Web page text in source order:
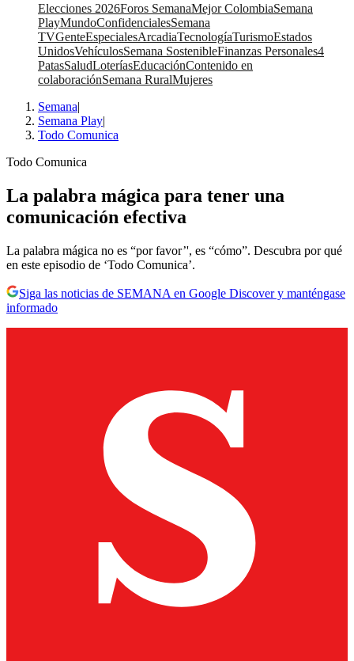
Elecciones 2026Foros SemanaMejor ColombiaSemana
PlayMundoConfidencialesSemana
TVGenteEspecialesArcadiaTecnologíaTurismoEstados
UnidosVehículosSemana SostenibleFinanzas Personales4
PatasSaludLoteríasEducaciónContenido en
colaboraciónSemana RuralMujeres
Semana|
Semana Play|
Todo Comunica
Todo Comunica
La palabra mágica para tener una
comunicación efectiva
La palabra mágica no es “por favor’', es “cómo”. Descubra por qué
en este episodio de ‘Todo Comunica’.
Siga las noticias de SEMANA en Google Discover y manténgase
informado